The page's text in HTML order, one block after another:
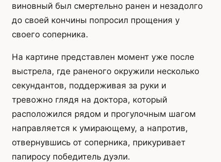
виновный был смертельно ранен и незадолго
до своей кончины попросил прощения у
своего соперника.
На картине представлен момент уже после
выстрела, где раненого окружили несколько
секундантов, поддерживая за руки и
тревожно глядя на доктора, который
расположился рядом и прогулочным шагом
направляется к умирающему, а напротив,
отвернувшись от соперника, прикуривает
папиросу победитель дуэли.